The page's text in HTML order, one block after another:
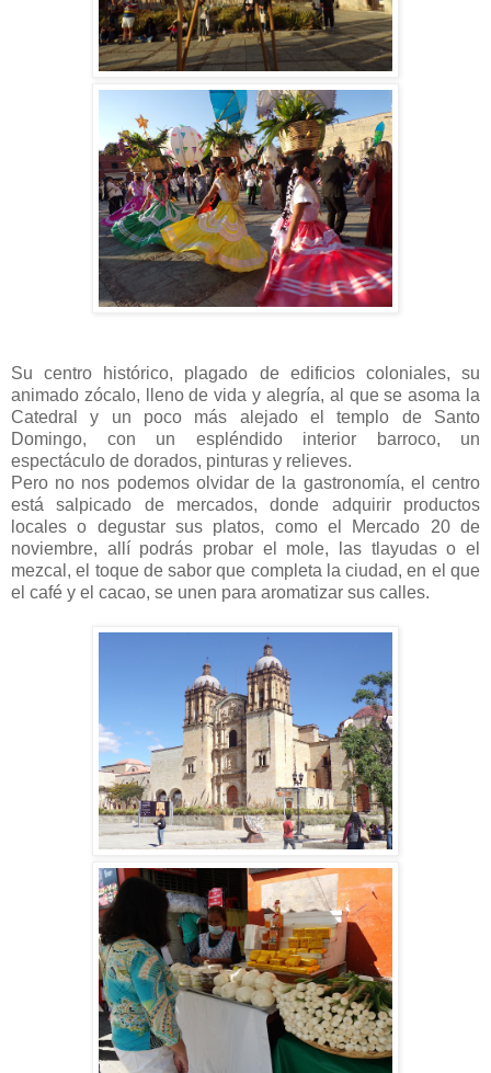
Su centro histórico, plagado de edificios coloniales, su
animado zócalo, lleno de vida y alegría, al que se asoma la
Catedral y un poco más alejado el templo de Santo
Domingo, con un espléndido interior barroco, un
espectáculo de dorados, pinturas y relieves.
Pero no nos podemos olvidar de la gastronomía, el centro
está salpicado de mercados, donde adquirir productos
locales o degustar sus platos, como el Mercado 20 de
noviembre, allí podrás probar el mole, las tlayudas o el
mezcal, el toque de sabor que completa la ciudad, en el que
el café y el cacao, se unen para aromatizar sus calles.